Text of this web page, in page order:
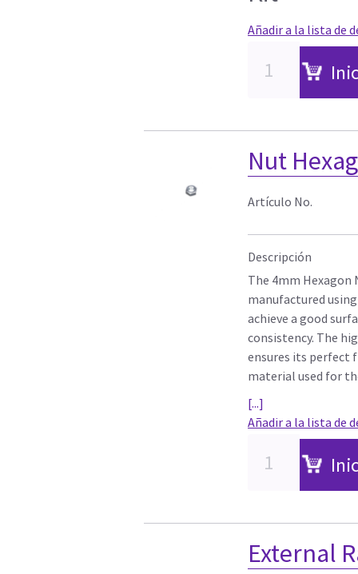
Añadir a la lista de
Nut
Artículo No.
Descripción
The 4mm Hexagon
manufactured
achieve a good
consistency. The
ensures its perfect
material used for
[...]
Añadir a la lista de
External